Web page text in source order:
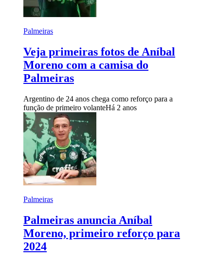
Palmeiras
Veja primeiras fotos de Aníbal
Moreno com a camisa do
Palmeiras
Argentino de 24 anos chega como reforço para a
função de primeiro volanteHá 2 anos
Palmeiras
Palmeiras anuncia Aníbal
Moreno, primeiro reforço para
2024